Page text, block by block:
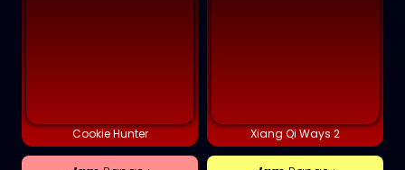
Cookie Hunter Xiang Qi Ways 2